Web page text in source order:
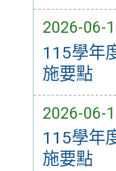
2026-06-
115學年
施要點
2026-06-
115學年
施要點